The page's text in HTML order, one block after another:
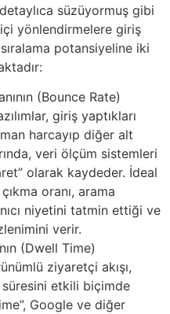
süzüyormuş gibi
içi yönlendirmelere giriş
potansiyeline iki
(Bounce Rate)
giriş yaptıkları
harcayıp diğer alt
veri ölçüm sistemleri
olarak kaydeder. İdeal
oranı, arama
niyetini tatmin ettiği ve
verir.
(Dwell Time)
ziyaretçi akışı,
etkili biçimde
Google ve diğer